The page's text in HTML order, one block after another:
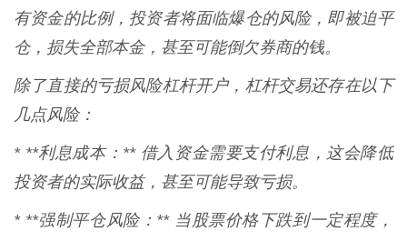
有资金的比例，投资者将面临爆仓的风险，即被迫平
仓，损失全部本金，甚至可能倒欠券商的钱。
除了直接的亏损风险杠杆开户，杠杆交易还存在以下
几点风险：
* **利息成本：** 借入资金需要支付利息，这会降低
投资者的实际收益，甚至可能导致亏损。
* **强制平仓风险：** 当股票价格下跌到一定程度，